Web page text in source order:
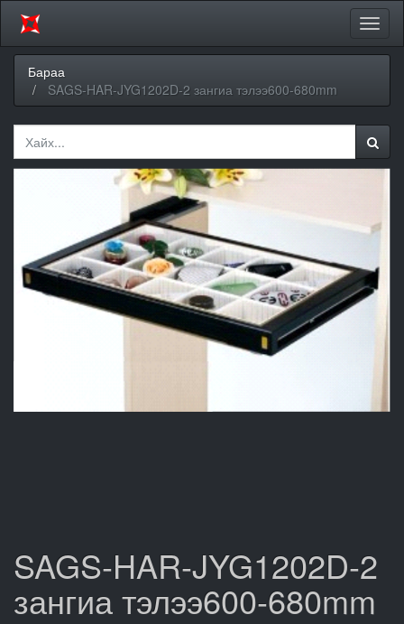
Бараа
SAGS-HAR-JYG1202D-2 зангиа тэлээ600-680mm
SAGS-HAR-JYG1202D-2
зангиа тэлээ600-680mm